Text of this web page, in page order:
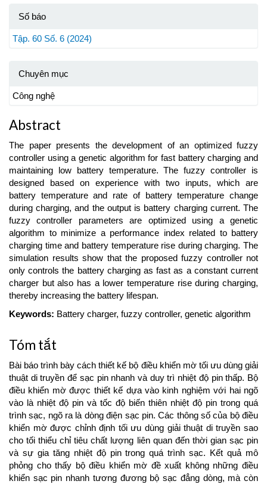
Số báo
Tập. 60 Số. 6 (2024)
Chuyên mục
Công nghệ
Abstract
The paper presents the development of an optimized fuzzy
controller using a genetic algorithm for fast battery charging and
maintaining low battery temperature. The fuzzy controller is
designed based on experience with two inputs, which are
battery temperature and rate of battery temperature change
during charging, and the output is battery charging current. The
fuzzy controller parameters are optimized using a genetic
algorithm to minimize a performance index related to battery
charging time and battery temperature rise during charging. The
simulation results show that the proposed fuzzy controller not
only controls the battery charging as fast as a constant current
charger but also has a lower temperature rise during charging,
thereby increasing the battery lifespan.
Keywords: Battery charger, fuzzy controller, genetic algorithm
Tóm tắt
Bài báo trình bày cách thiết kế bộ điều khiển mờ tối ưu dùng giải
thuật di truyền để sạc pin nhanh và duy trì nhiệt độ pin thấp. Bộ
điều khiển mờ được thiết kế dựa vào kinh nghiệm với hai ngõ
vào là nhiệt độ pin và tốc độ biến thiên nhiệt độ pin trong quá
trình sạc, ngõ ra là dòng điện sạc pin. Các thông số của bộ điều
khiển mờ được chỉnh định tối ưu dùng giải thuật di truyền sao
cho tối thiểu chỉ tiêu chất lượng liên quan đến thời gian sạc pin
và sự gia tăng nhiệt độ pin trong quá trình sạc. Kết quả mô
phỏng cho thấy bộ điều khiển mờ đề xuất không những điều
khiển sạc pin nhanh tương đương bộ sạc đẳng dòng, mà còn